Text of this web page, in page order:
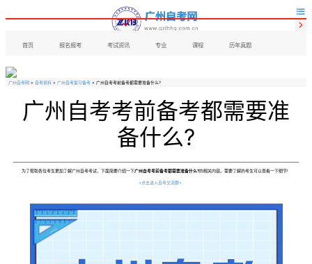

首页 报名报考 考试资讯 专业 课程 历年真题

广州自考网 > 自考资料 > 广州自考复习备考 > 广州自考考前备考都需要准备什么?
广州自考考前备考都需要准
备什么?
为了帮助各位考生更加了解广州自考考试，下面简要介绍一下广州自考考前备考都需要准备什么?的相关内容。需要了解的考生可以查看一下细节!
>点击进入自考交流群<